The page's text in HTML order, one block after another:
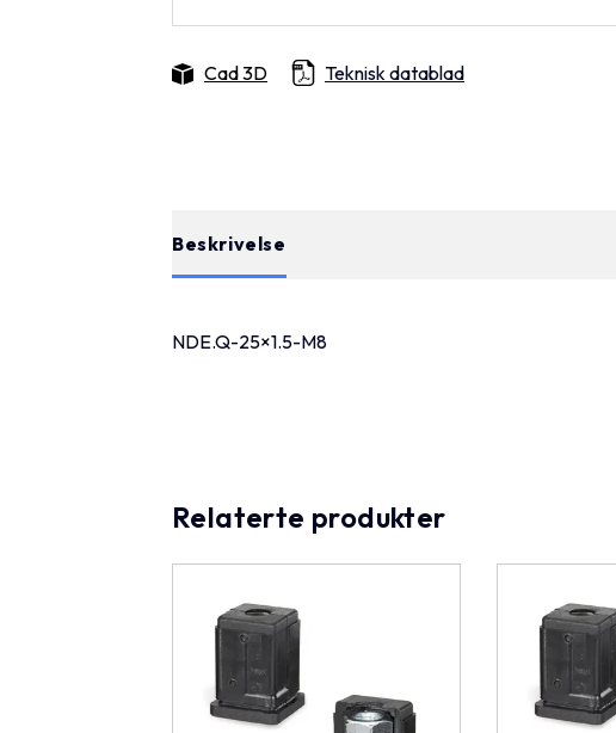
Cad 3D Teknisk datablad
Beskrivelse
NDE.Q-25×1.5-M8
Relaterte produkter